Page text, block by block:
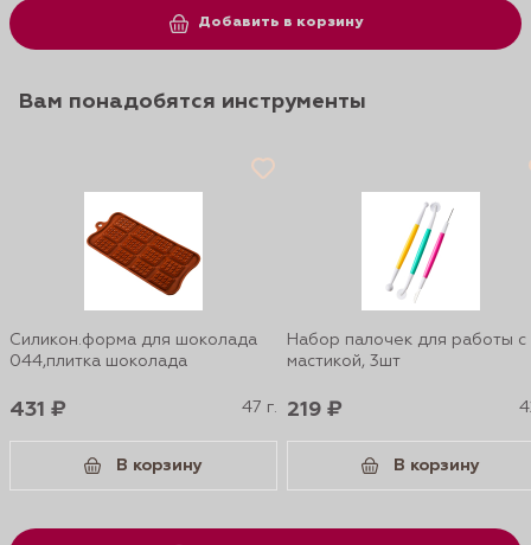
Добавить в корзину
Вам понадобятся инструменты
Силикон.форма для шоколада
044,плитка шоколада
431 ₽ 47 г.
В корзину
Набор палочек для работы с
мастикой, 3шт
219 ₽
В корзину